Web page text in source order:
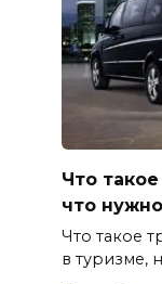
Что
что
Что такое
в туризме,